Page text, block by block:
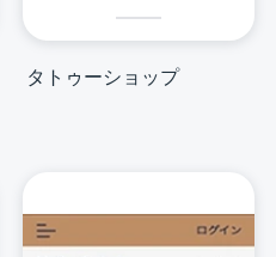
タトゥーショップ